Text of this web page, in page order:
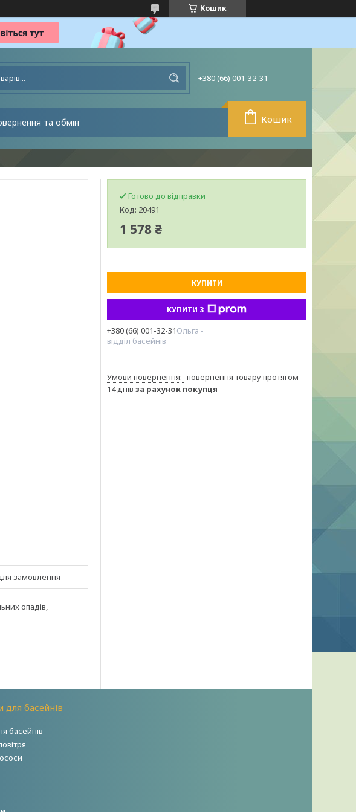
Кошик
+380 (66) 001-32-31
та обмін Кошик
замовлення
опадів,
Готово до відправки
Код: 20491
1 578 ₴
КУПИТИ
КУПИТИ З
+380 (66) 001-32-31Ольга -
відділ басейнів
повернення товару протягом
14 днів за рахунок покупця
для басейнів
басейнів